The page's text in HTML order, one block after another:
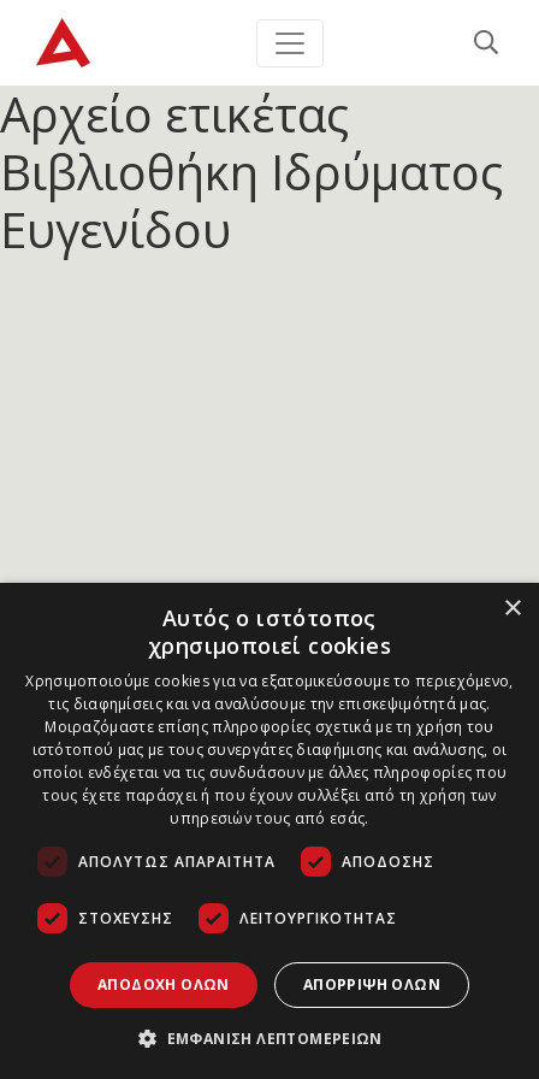
Αρχείο ετικέτας
Βιβλιοθήκη Ιδρύματος
Ευγενίδου
×
Αυτός ο ιστότοπος
χρησιμοποιεί cookies
Χρησιμοποιούμε cookies για να εξατομικεύσουμε το περιεχόμενο,
τις διαφημίσεις και να αναλύσουμε την επισκεψιμότητά μας.
Μοιραζόμαστε επίσης πληροφορίες σχετικά με τη χρήση του
ιστότοπού μας με τους συνεργάτες διαφήμισης και ανάλυσης, οι
οποίοι ενδέχεται να τις συνδυάσουν με άλλες πληροφορίες που
τους έχετε παράσχει ή που έχουν συλλέξει από τη χρήση των
υπηρεσιών τους από εσάς.
ΑΠΟΛΎΤΩΣ ΑΠΑΡΑΊΤΗΤΑ ΑΠΌΔΟΣΗΣ
ΣΤΌΧΕΥΣΗΣ ΛΕΙΤΟΥΡΓΙΚΌΤΗΤΑΣ
ΑΠΟΔΟΧΉ ΌΛΩΝ ΑΠΌΡΡΙΨΗ ΌΛΩΝ
ΕΜΦΆΝΙΣΗ ΛΕΠΤΟΜΕΡΕΙΏΝ